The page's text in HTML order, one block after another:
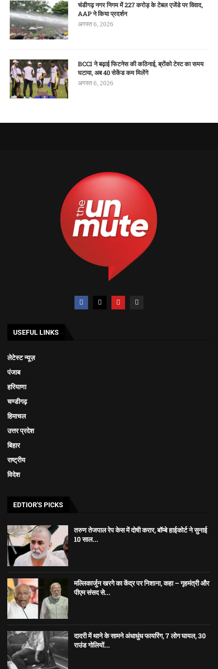
चंडीगढ़ नगर निगम में 227 करोड़ के टेबल एजेंडे पर विवाद,
AAP ने किया प्रदर्शन
अगस्त 6, 2026
BCCI ने बढ़ाई फिटनेस की कठिनाई, ब्रोंको टेस्ट का समय
घटाया, अब 40 सेकेंड कम मिलेंगे
अगस्त 6, 2026
USEFUL LINKS
लेटेस्ट न्यूज़
पंजाब
हरियाणा
चण्डीगढ़
हिमाचल
उत्तर प्रदेश
बिहार
राष्ट्रीय
विदेश
EDTIOR'S PICKS
तरुण तेजपाल रेप केस में दोषी करार, बॉम्बे हाईकोर्ट ने सुनाई
10 साल...
मल्लिकार्जुन खरगे का केंद्र पर निशाना, कहा – गृहमंत्री और
पीएम संसद से...
दादरी में थाने के सामने अंधाधुंध फायरिंग, 7 लोग घायल, 30
राउंड गोलियों...